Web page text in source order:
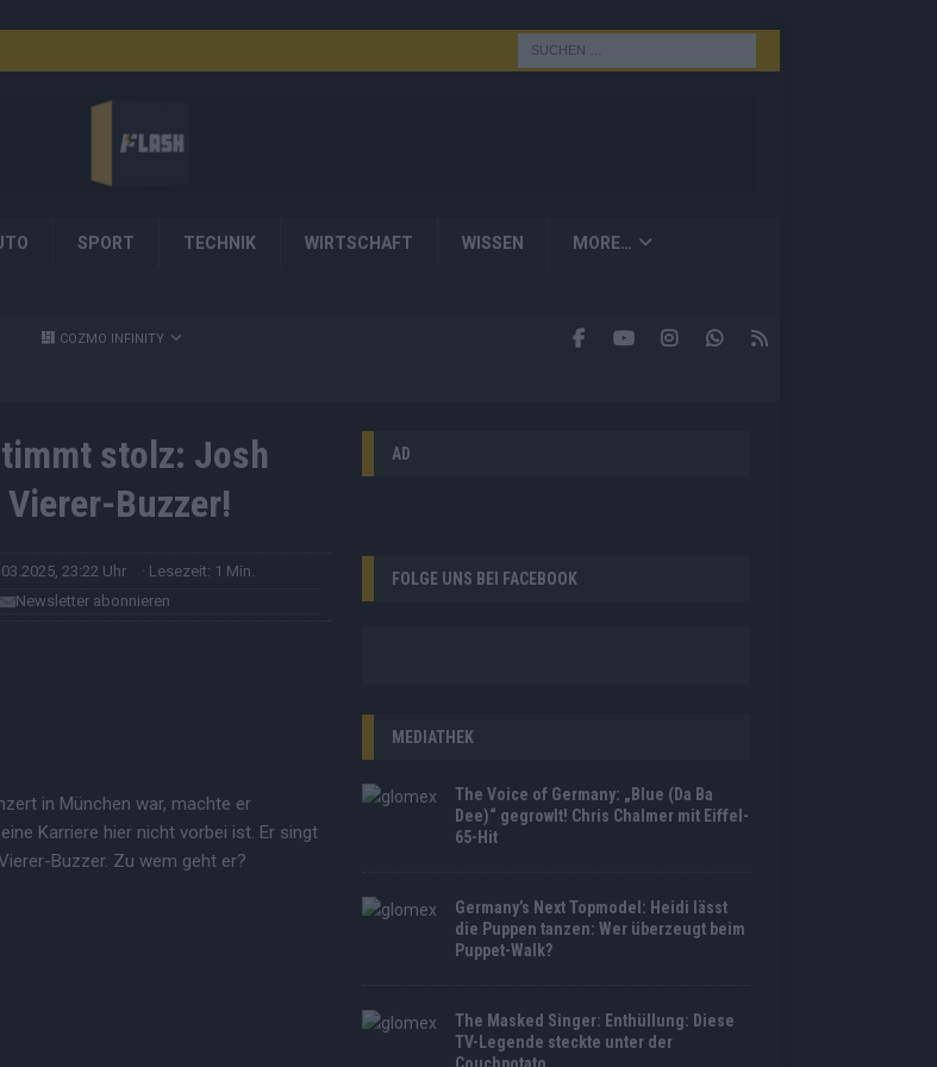
SPORT TECHNIK WIRTSCHAFT WISSEN MORE…
COZMO INFINITY
stolz: Josh
Buzzer!
23:22 Uhr
· Lesezeit: 1 Min.
Newsletter abonnieren
in München war, machte er
Karriere hier nicht vorbei ist. Er singt
Buzzer. Zu wem geht er?
AD
FOLGE UNS BEI FACEBOOK
MEDIATHEK
The Voice of Germany: „Blue (Da Ba
Dee)“ gegrowlt! Chris Chalmer mit Eiffel-
65-Hit
Germany’s Next Topmodel: Heidi lässt
die Puppen tanzen: Wer überzeugt beim
Puppet-Walk?
The Masked Singer: Enthüllung: Diese
TV-Legende steckte unter der